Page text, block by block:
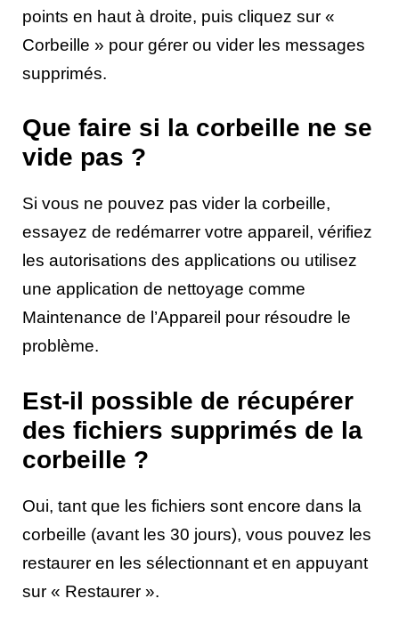
points en haut à droite, puis cliquez sur «
Corbeille » pour gérer ou vider les messages
supprimés.
Que faire si la corbeille ne se
vide pas ?
Si vous ne pouvez pas vider la corbeille,
essayez de redémarrer votre appareil, vérifiez
les autorisations des applications ou utilisez
une application de nettoyage comme
Maintenance de l’Appareil pour résoudre le
problème.
Est-il possible de récupérer
des fichiers supprimés de la
corbeille ?
Oui, tant que les fichiers sont encore dans la
corbeille (avant les 30 jours), vous pouvez les
restaurer en les sélectionnant et en appuyant
sur « Restaurer ».